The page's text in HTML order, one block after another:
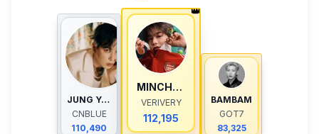
JUNG YONGHWA
CNBLUE
110,490
👑
MINCHAN
VERIVERY
112,195
BAMBAM
GOT7
83,325